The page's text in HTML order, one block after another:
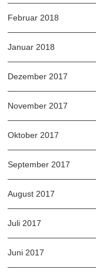
Februar 2018
Januar 2018
Dezember 2017
November 2017
Oktober 2017
September 2017
August 2017
Juli 2017
Juni 2017